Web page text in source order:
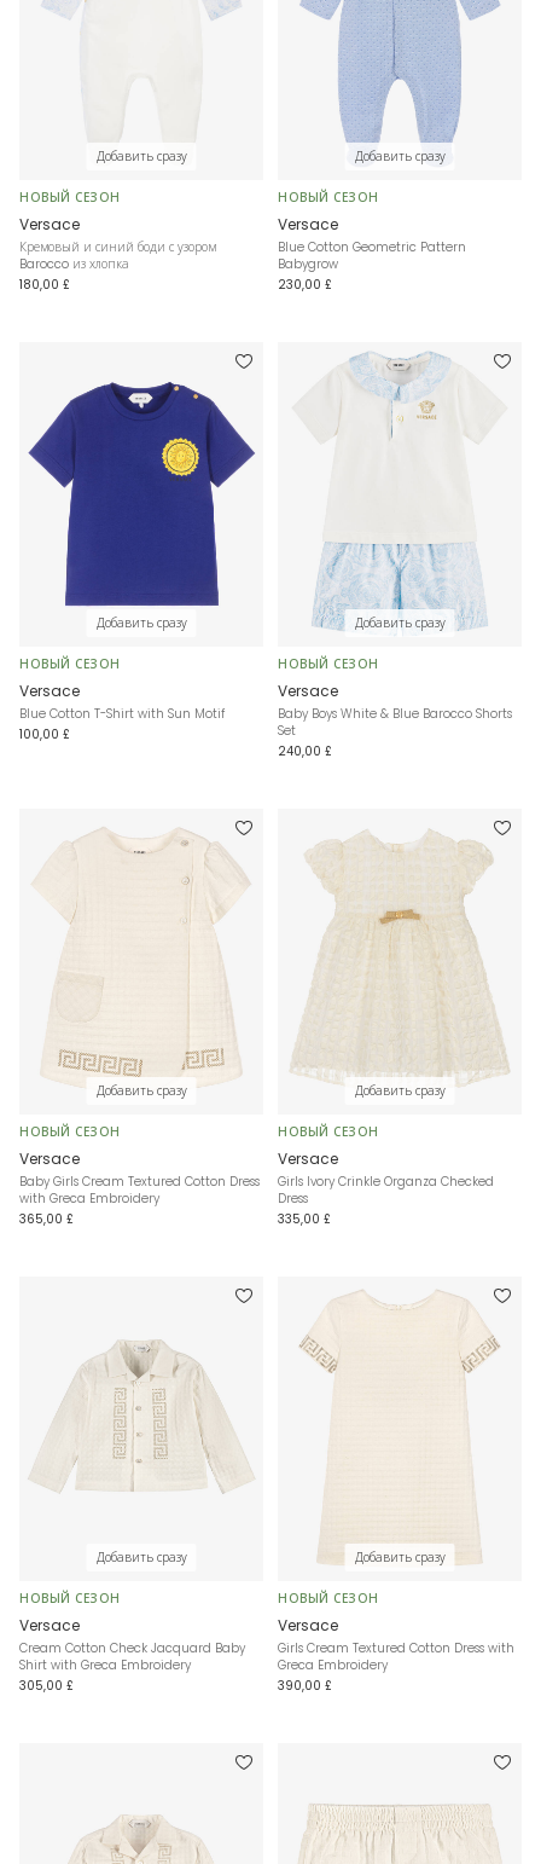
Добавить сразу
НОВЫЙ СЕЗОН
Versace
Кремовый и синий боди с узором
Barocco из хлопка
180,00 £
Добавить сразу
НОВЫЙ СЕЗОН
Versace
Blue Cotton Geometric Pattern
Babygrow
230,00 £
Добавить сразу
НОВЫЙ СЕЗОН
Versace
Blue Cotton T-Shirt with Sun Motif
100,00 £
Добавить сразу
НОВЫЙ СЕЗОН
Versace
Baby Boys White & Blue Barocco Shorts
Set
240,00 £
Добавить сразу
НОВЫЙ СЕЗОН
Versace
Baby Girls Cream Textured Cotton Dress
with Greca Embroidery
365,00 £
Добавить сразу
НОВЫЙ СЕЗОН
Versace
Girls Ivory Crinkle Organza Checked
Dress
335,00 £
Добавить сразу
НОВЫЙ СЕЗОН
Versace
Cream Cotton Check Jacquard Baby
Shirt with Greca Embroidery
305,00 £
Добавить сразу
НОВЫЙ СЕЗОН
Versace
Girls Cream Textured Cotton Dress with
Greca Embroidery
390,00 £